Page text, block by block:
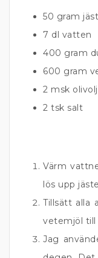
50 gram jäst
7 dl vatten
400 gram
600 gram
2 msk
2 tsk salt
Värm
lös upp
Tillsätt alla
vetemjöl till
Jag